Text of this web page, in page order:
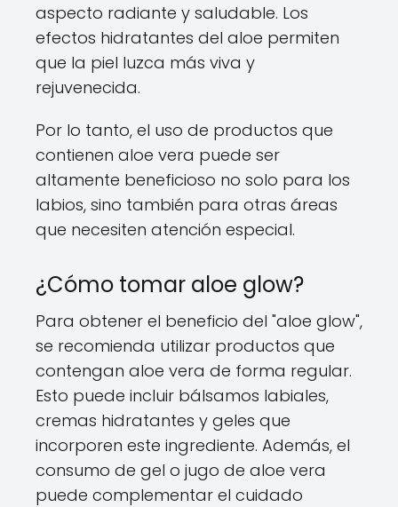
aspecto radiante y saludable. Los
efectos hidratantes del aloe permiten
que la piel luzca más viva y
rejuvenecida.
Por lo tanto, el uso de productos que
contienen aloe vera puede ser
altamente beneficioso no solo para los
labios, sino también para otras áreas
que necesiten atención especial.
¿Cómo tomar aloe glow?
Para obtener el beneficio del "aloe glow",
se recomienda utilizar productos que
contengan aloe vera de forma regular.
Esto puede incluir bálsamos labiales,
cremas hidratantes y geles que
incorporen este ingrediente. Además, el
consumo de gel o jugo de aloe vera
puede complementar el cuidado